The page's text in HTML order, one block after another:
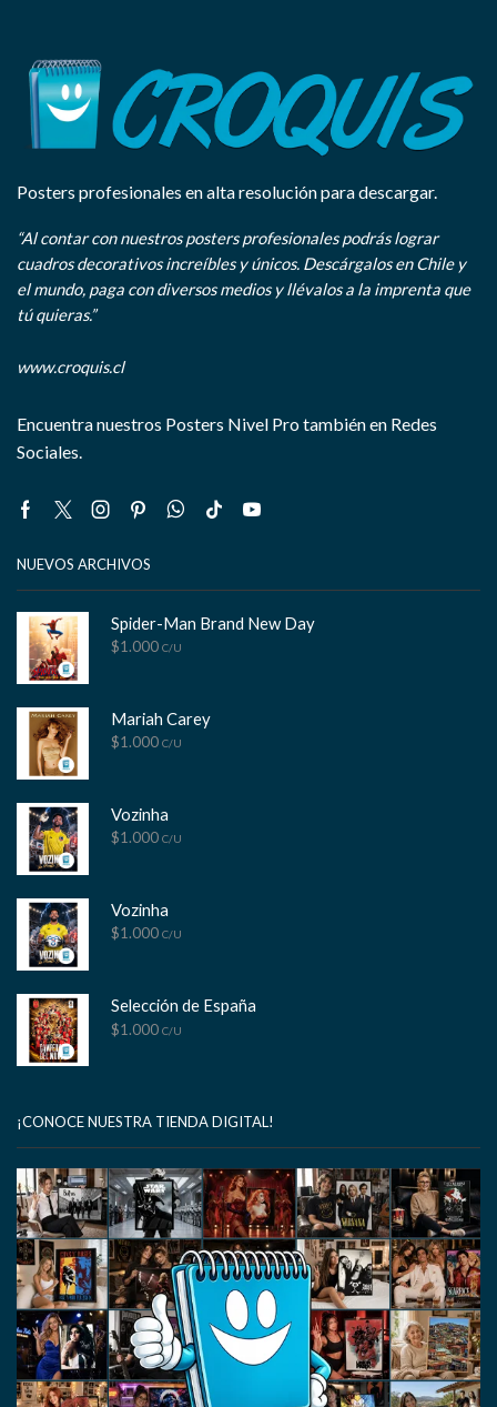
Posters profesionales en alta resolución para descargar.
“Al contar con nuestros posters profesionales podrás lograr
cuadros decorativos increíbles y únicos. Descárgalos en Chile y
el mundo, paga con diversos medios y llévalos a la imprenta que
tú quieras.”
www.croquis.cl
Encuentra nuestros Posters Nivel Pro también en Redes
Sociales.
Facebook
TwitterInstagram
PinterestWhatsapp
Tik- Youtube
NUEVOS ARCHIVOS
Spider-Man Brand New Day
$1.000 C/U
Mariah Carey
$1.000 C/U
Vozinha
$1.000 C/U
Vozinha
$1.000 C/U
Selección de España
$1.000 C/U
¡CONOCE NUESTRA TIENDA DIGITAL!